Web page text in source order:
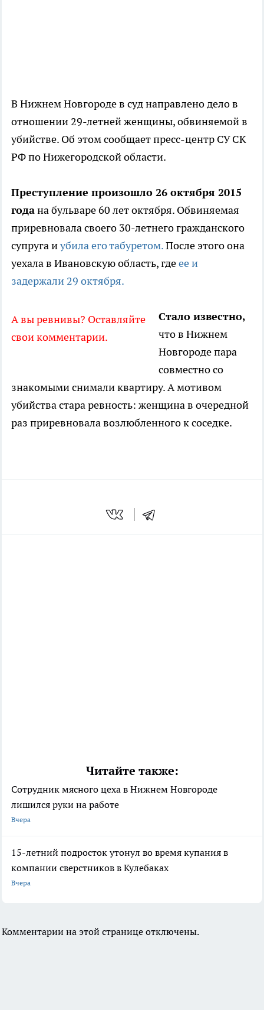
В Нижнем Новгороде в суд направлено дело в
отношении 29-летней женщины, обвиняемой в
убийстве. Об этом сообщает пресс-центр СУ СК
РФ по Нижегородской области.
Преступление произошло 26 октября 2015
годана бульваре 60 лет октября. Обвиняемая
приревновала своего 30-летнего гражданского
супруга иубила его табуретом.После этого она
уехала в Ивановскую область, гдеее и
задержали 29 октября.
А вы ревнивы? Оставляйте
свои комментарии.
Стало известно,
что в Нижнем
Новгороде пара
совместно со
знакомыми снимали квартиру. А мотивом
убийства стара ревность: женщина в очередной
раз приревновала возлюбленного к соседке.
Читайте также:
Сотрудник мясного цеха в Нижнем Новгороде
лишился руки на работе
Вчера
15-летний подросток утонул во время купания в
компании сверстников в Кулебаках
Вчера
Комментарии на этой странице отключены.